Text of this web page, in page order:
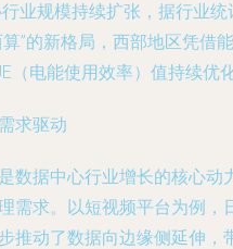
业规模持续扩张，据行业
”的新格局，西部地区凭
（电能使用效率）值持续优
求驱动
数据中心行业增长的核心
需求。以短视频平台为例
推动了数据向边缘侧延伸，